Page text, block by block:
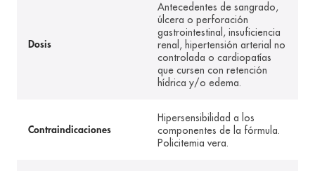
Dosis
Antecedentes de sangrado,
úlcera o perforación
gastrointestinal, insuficiencia
renal, hipertensión arterial no
controlada o cardiopatías
que cursen con retención
hídrica y/o edema.
Contraindicaciones
Hipersensibilidad a los
componentes de la fórmula.
Policitemia vera.